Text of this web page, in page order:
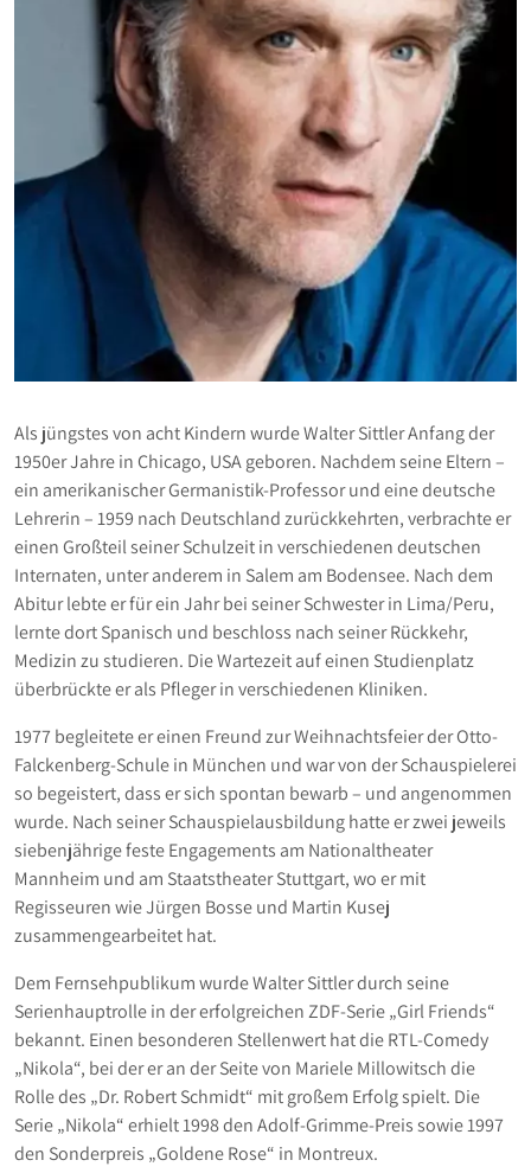
Als jüngstes von acht Kindern wurde Walter Sittler Anfang der
1950er Jahre in Chicago, USA geboren. Nachdem seine Eltern –
ein amerikanischer Germanistik-Professor und eine deutsche
Lehrerin – 1959 nach Deutschland zurückkehrten, verbrachte er
einen Großteil seiner Schulzeit in verschiedenen deutschen
Internaten, unter anderem in Salem am Bodensee. Nach dem
Abitur lebte er für ein Jahr bei seiner Schwester in Lima/Peru,
lernte dort Spanisch und beschloss nach seiner Rückkehr,
Medizin zu studieren. Die Wartezeit auf einen Studienplatz
überbrückte er als Pfleger in verschiedenen Kliniken.
1977 begleitete er einen Freund zur Weihnachtsfeier der Otto-
Falckenberg-Schule in München und war von der Schauspielerei
so begeistert, dass er sich spontan bewarb – und angenommen
wurde. Nach seiner Schauspielausbildung hatte er zwei jeweils
siebenjährige feste Engagements am Nationaltheater
Mannheim und am Staatstheater Stuttgart, wo er mit
Regisseuren wie Jürgen Bosse und Martin Kusej
zusammengearbeitet hat.
Dem Fernsehpublikum wurde Walter Sittler durch seine
Serienhauptrolle in der erfolgreichen ZDF-Serie „Girl Friends“
bekannt. Einen besonderen Stellenwert hat die RTL-Comedy
„Nikola“, bei der er an der Seite von Mariele Millowitsch die
Rolle des „Dr. Robert Schmidt“ mit großem Erfolg spielt. Die
Serie „Nikola“ erhielt 1998 den Adolf-Grimme-Preis sowie 1997
den Sonderpreis „Goldene Rose“ in Montreux.